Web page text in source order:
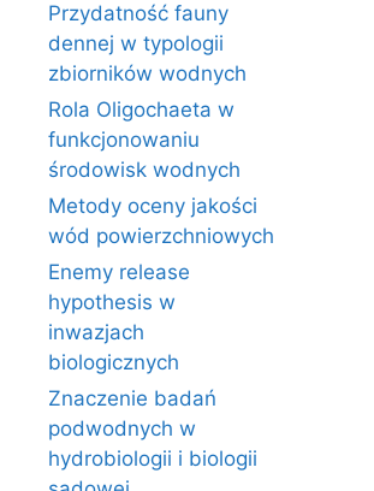
Przydatność fauny
dennej w typologii
zbiorników wodnych
Rola Oligochaeta w
funkcjonowaniu
środowisk wodnych
Metody oceny jakości
wód powierzchniowych
Enemy release
hypothesis w
inwazjach
biologicznych
Znaczenie badań
podwodnych w
hydrobiologii i biologii